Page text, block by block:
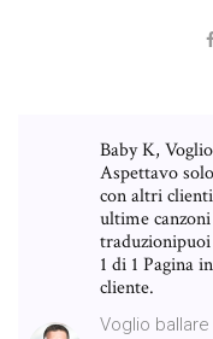
Baby K,
Aspettavo
con altri
ultime
1 di 1 Pagina
cliente.
Voglio ballare